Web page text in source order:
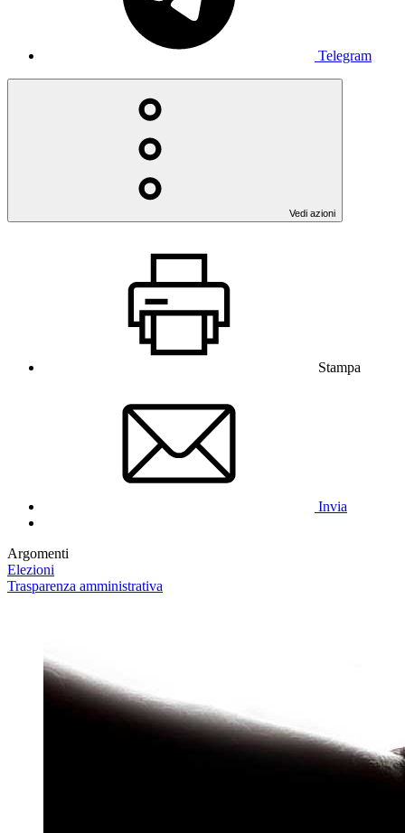
Telegram
Vedi azioni
Stampa
Invia
Argomenti
Elezioni
Trasparenza amministrativa